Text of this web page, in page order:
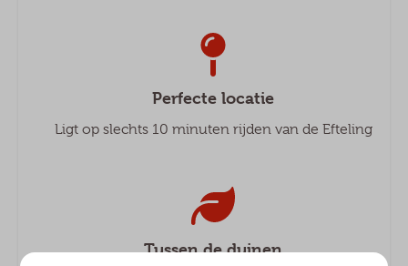
Perfecte locatie
Ligt op slechts 10 minuten rijden van de Efteling
Tussen de duinen